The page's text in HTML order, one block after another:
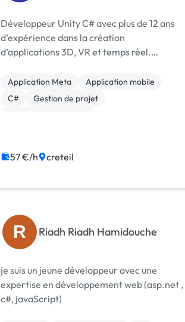
Développeur Unity C# avec plus de 12 ans
d’expérience dans la création
d’applications 3D, VR et temps réel.
UI/UX interactives, outils Unity Editor et
optimisation des performances, j’ai
Application Meta
Application mobile
C#
Gestion de projet
57 €/h creteil
R Riadh Riadh Hamidouche
je suis un jeune développeur avec une
expertise en développement web (asp.net ,
c#, javaScript)